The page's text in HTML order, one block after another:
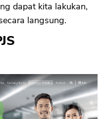
dapat kita lakukan,
langsung.